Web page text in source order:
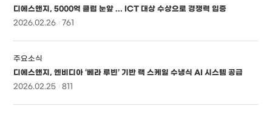
디에스앤지, 5000억 클럽 눈앞 ... ICT 대상 수상으로 경쟁력 입증
2026.02.26
761
주요소식
디에스앤지, 엔비디아 ‘베라 루빈’ 기반 랙 스케일 수냉식 AI 시스템 공급
2026.02.25
811